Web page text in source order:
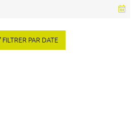
FILTRER PAR DATE